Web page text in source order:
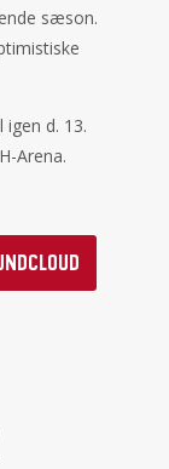
sæson.
d. 13.
Arena.